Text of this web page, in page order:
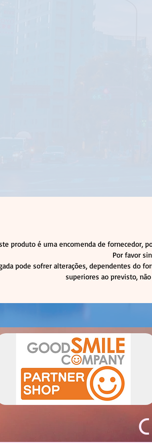
produto é uma encomenda de fornecedor,
Por favor
pode sofrer alterações, dependentes do
superiores ao previsto,